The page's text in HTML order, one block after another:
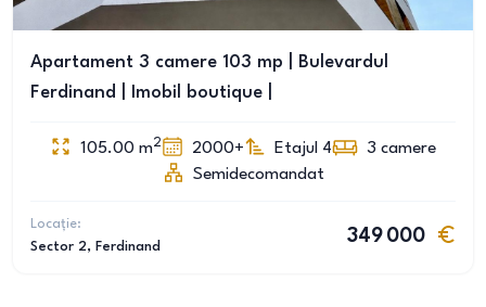
Apartament 3 camere 103 mp | Bulevardul
Ferdinand | Imobil boutique |
105.00 m2 2000+ Etajul 4 3 camere
Semidecomandat
Locație:
Sector 2, Ferdinand
349 000